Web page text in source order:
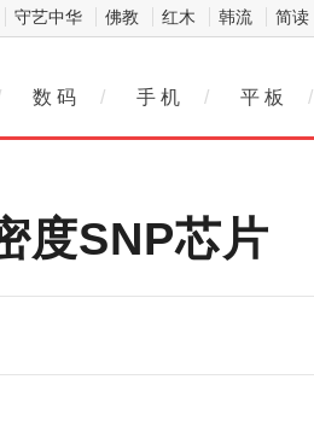
守艺中华 佛教 红木 韩流 简读
数 码 / 手 机 / 平 板 /
度SNP芯片